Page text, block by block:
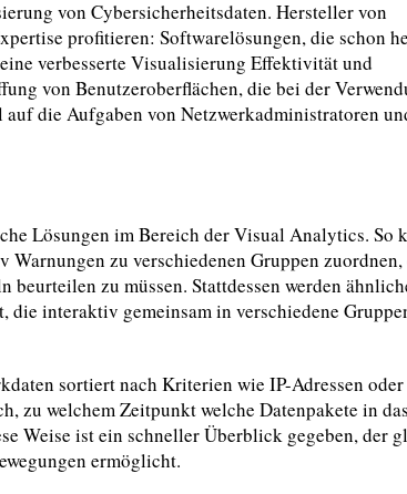
von Cybersicherheitsdaten. Hersteller von
profitieren: Softwarelösungen, die schon
verbesserte Visualisierung Effektivität und
von Benutzeroberflächen, die bei der
die Aufgaben von Netzwerkadministratoren
Lösungen im Bereich der Visual Analytics. So
zu verschiedenen Gruppen zuordnen,
zu müssen. Stattdessen werden
die interaktiv gemeinsam in verschiedene
sortiert nach Kriterien wie IP-Adressen oder
zu welchem Zeitpunkt welche Datenpakete in
Weise ist ein schneller Überblick gegeben, der
ermöglicht.